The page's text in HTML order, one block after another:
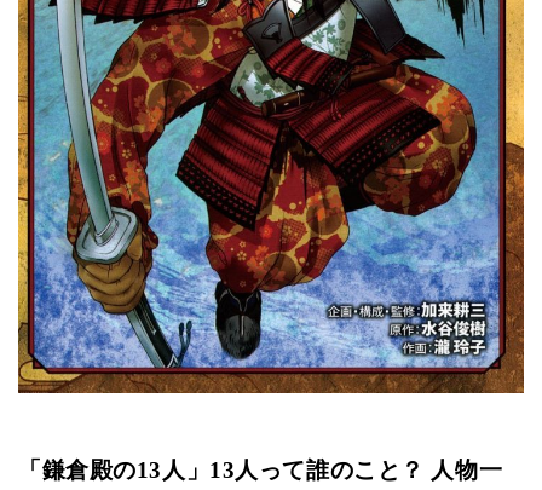
「鎌倉殿の13人」13人って誰のこと？ 人物一